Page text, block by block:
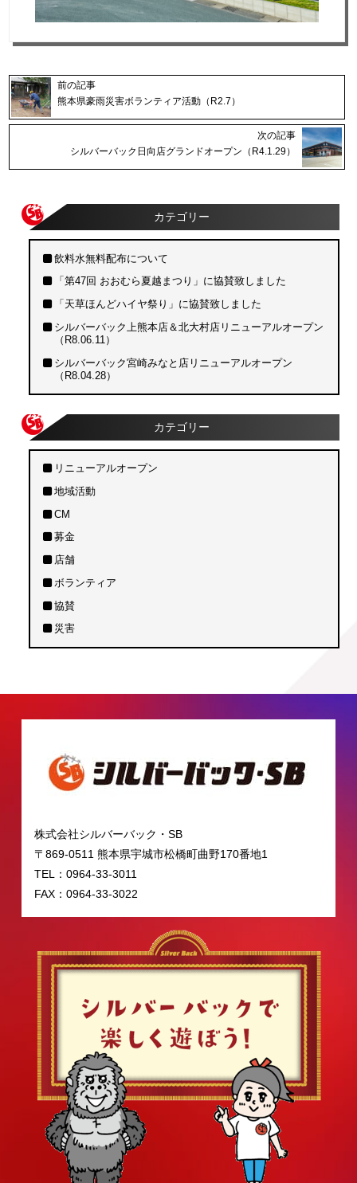
前の記事
熊本県豪雨災害ボランティア活動（R2.7）
次の記事
シルバーバック日向店グランドオープン（R4.1.29）
カテゴリー
飲料水無料配布について
「第47回 おおむら夏越まつり」に協賛致しました
「天草ほんどハイヤ祭り」に協賛致しました
シルバーバック上熊本店＆北大村店リニューアルオープン
（R8.06.11）
シルバーバック宮崎みなと店リニューアルオープン
（R8.04.28）
カテゴリー
リニューアルオープン
地域活動
CM
募金
店舗
ボランティア
協賛
災害
株式会社シルバーバック・SB
〒869-0511 熊本県宇城市松橋町曲野170番地1
TEL：0964-33-3011
FAX：0964-33-3022